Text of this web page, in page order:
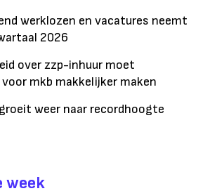
werklozen en vacatures neemt
2026
over zzp-inhuur moet
mkb makkelijker maken
weer naar recordhoogte
week